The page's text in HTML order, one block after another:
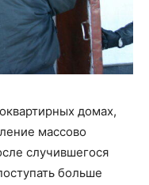
домах,
массово
случившегося
больше